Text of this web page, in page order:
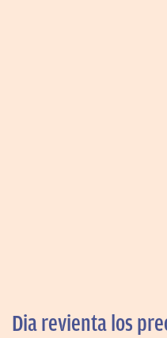
Dia revienta los